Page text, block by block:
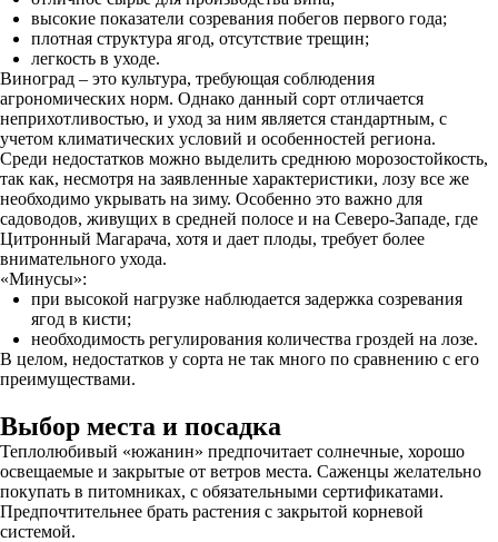
высокие показатели созревания побегов первого года;
плотная структура ягод, отсутствие трещин;
легкость в уходе.
Виноград – это культура, требующая соблюдения
агрономических норм. Однако данный сорт отличается
неприхотливостью, и уход за ним является стандартным, с
учетом климатических условий и особенностей региона.
Среди недостатков можно выделить среднюю морозостойкость,
так как, несмотря на заявленные характеристики, лозу все же
необходимо укрывать на зиму. Особенно это важно для
садоводов, живущих в средней полосе и на Северо-Западе, где
Цитронный Магарача, хотя и дает плоды, требует более
внимательного ухода.
«Минусы»:
при высокой нагрузке наблюдается задержка созревания
ягод в кисти;
необходимость регулирования количества гроздей на лозе.
В целом, недостатков у сорта не так много по сравнению с его
преимуществами.
Выбор места и посадка
Теплолюбивый «южанин» предпочитает солнечные, хорошо
освещаемые и закрытые от ветров места. Саженцы желательно
покупать в питомниках, с обязательными сертификатами.
Предпочтительнее брать растения с закрытой корневой
системой.